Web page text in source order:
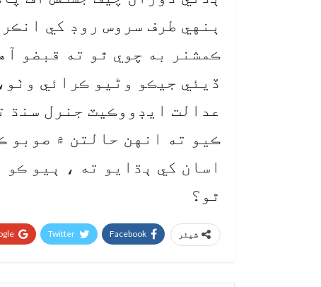
ٻنهي طرف سروس روڊ کي
ڪمشنر به چوي ٿو ته قبضو
ڏيئي جيڪو وڻيو ڪرائي
عدالت ايڊووڪيٽ جنرل سنڌ
ڪيو ته انهن حالتن ۾ صوبو
اسان کي ٻڌايو ته ، ٻيو ڪو
ٿو؟
شیئر Facebook
Twitter